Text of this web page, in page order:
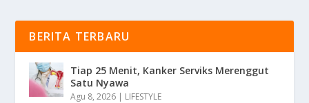
BERITA TERBARU
Tiap 25 Menit, Kanker Serviks Merenggut
Satu Nyawa
Agu 8, 2026 | LIFESTYLE